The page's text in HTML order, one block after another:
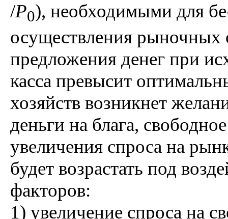
/P0), необходимыми для
осуществления рыночных
предложения денег при
касса превысит
хозяйств возникнет
деньги на блага,
увеличения спроса на
будет возрастать под
факторов:
1) увеличение спроса на